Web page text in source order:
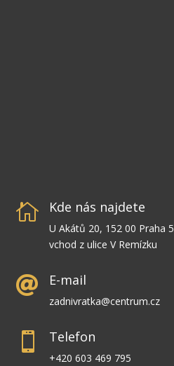
 Kde nás najdete
U Akátů 20, 152 00 Praha 5
vchod z ulice V Remízku
 E-mail
zadnivratka@centrum.cz
 Telefon
+420 603 469 795